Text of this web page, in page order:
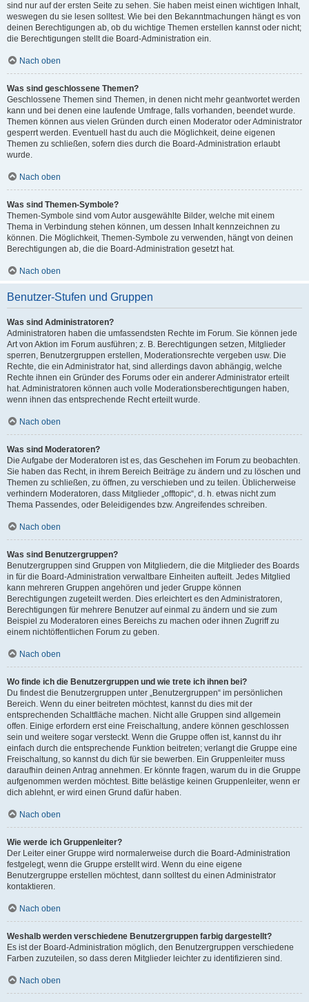
sind nur auf der ersten Seite zu sehen. Sie haben meist einen wichtigen Inhalt,
weswegen du sie lesen solltest. Wie bei den Bekanntmachungen hängt es von
deinen Berechtigungen ab, ob du wichtige Themen erstellen kannst oder nicht;
die Berechtigungen stellt die Board-Administration ein.
Nach oben
Was sind geschlossene Themen?
Geschlossene Themen sind Themen, in denen nicht mehr geantwortet werden
kann und bei denen eine laufende Umfrage, falls vorhanden, beendet wurde.
Themen können aus vielen Gründen durch einen Moderator oder Administrator
gesperrt werden. Eventuell hast du auch die Möglichkeit, deine eigenen
Themen zu schließen, sofern dies durch die Board-Administration erlaubt
wurde.
Nach oben
Was sind Themen-Symbole?
Themen-Symbole sind vom Autor ausgewählte Bilder, welche mit einem
Thema in Verbindung stehen können, um dessen Inhalt kennzeichnen zu
können. Die Möglichkeit, Themen-Symbole zu verwenden, hängt von deinen
Berechtigungen ab, die die Board-Administration gesetzt hat.
Nach oben
Benutzer-Stufen und Gruppen
Was sind Administratoren?
Administratoren haben die umfassendsten Rechte im Forum. Sie können jede
Art von Aktion im Forum ausführen; z. B. Berechtigungen setzen, Mitglieder
sperren, Benutzergruppen erstellen, Moderationsrechte vergeben usw. Die
Rechte, die ein Administrator hat, sind allerdings davon abhängig, welche
Rechte ihnen ein Gründer des Forums oder ein anderer Administrator erteilt
hat. Administratoren können auch volle Moderationsberechtigungen haben,
wenn ihnen das entsprechende Recht erteilt wurde.
Nach oben
Was sind Moderatoren?
Die Aufgabe der Moderatoren ist es, das Geschehen im Forum zu beobachten.
Sie haben das Recht, in ihrem Bereich Beiträge zu ändern und zu löschen und
Themen zu schließen, zu öffnen, zu verschieben und zu teilen. Üblicherweise
verhindern Moderatoren, dass Mitglieder „offtopic“, d. h. etwas nicht zum
Thema Passendes, oder Beleidigendes bzw. Angreifendes schreiben.
Nach oben
Was sind Benutzergruppen?
Benutzergruppen sind Gruppen von Mitgliedern, die die Mitglieder des Boards
in für die Board-Administration verwaltbare Einheiten aufteilt. Jedes Mitglied
kann mehreren Gruppen angehören und jeder Gruppe können
Berechtigungen zugeteilt werden. Dies erleichtert es den Administratoren,
Berechtigungen für mehrere Benutzer auf einmal zu ändern und sie zum
Beispiel zu Moderatoren eines Bereichs zu machen oder ihnen Zugriff zu
einem nichtöffentlichen Forum zu geben.
Nach oben
Wo finde ich die Benutzergruppen und wie trete ich ihnen bei?
Du findest die Benutzergruppen unter „Benutzergruppen“ im persönlichen
Bereich. Wenn du einer beitreten möchtest, kannst du dies mit der
entsprechenden Schaltfläche machen. Nicht alle Gruppen sind allgemein
offen. Einige erfordern erst eine Freischaltung, andere können geschlossen
sein und weitere sogar versteckt. Wenn die Gruppe offen ist, kannst du ihr
einfach durch die entsprechende Funktion beitreten; verlangt die Gruppe eine
Freischaltung, so kannst du dich für sie bewerben. Ein Gruppenleiter muss
daraufhin deinen Antrag annehmen. Er könnte fragen, warum du in die Gruppe
aufgenommen werden möchtest. Bitte belästige keinen Gruppenleiter, wenn er
dich ablehnt, er wird einen Grund dafür haben.
Nach oben
Wie werde ich Gruppenleiter?
Der Leiter einer Gruppe wird normalerweise durch die Board-Administration
festgelegt, wenn die Gruppe erstellt wird. Wenn du eine eigene
Benutzergruppe erstellen möchtest, dann solltest du einen Administrator
kontaktieren.
Nach oben
Weshalb werden verschiedene Benutzergruppen farbig dargestellt?
Es ist der Board-Administration möglich, den Benutzergruppen verschiedene
Farben zuzuteilen, so dass deren Mitglieder leichter zu identifizieren sind.
Nach oben